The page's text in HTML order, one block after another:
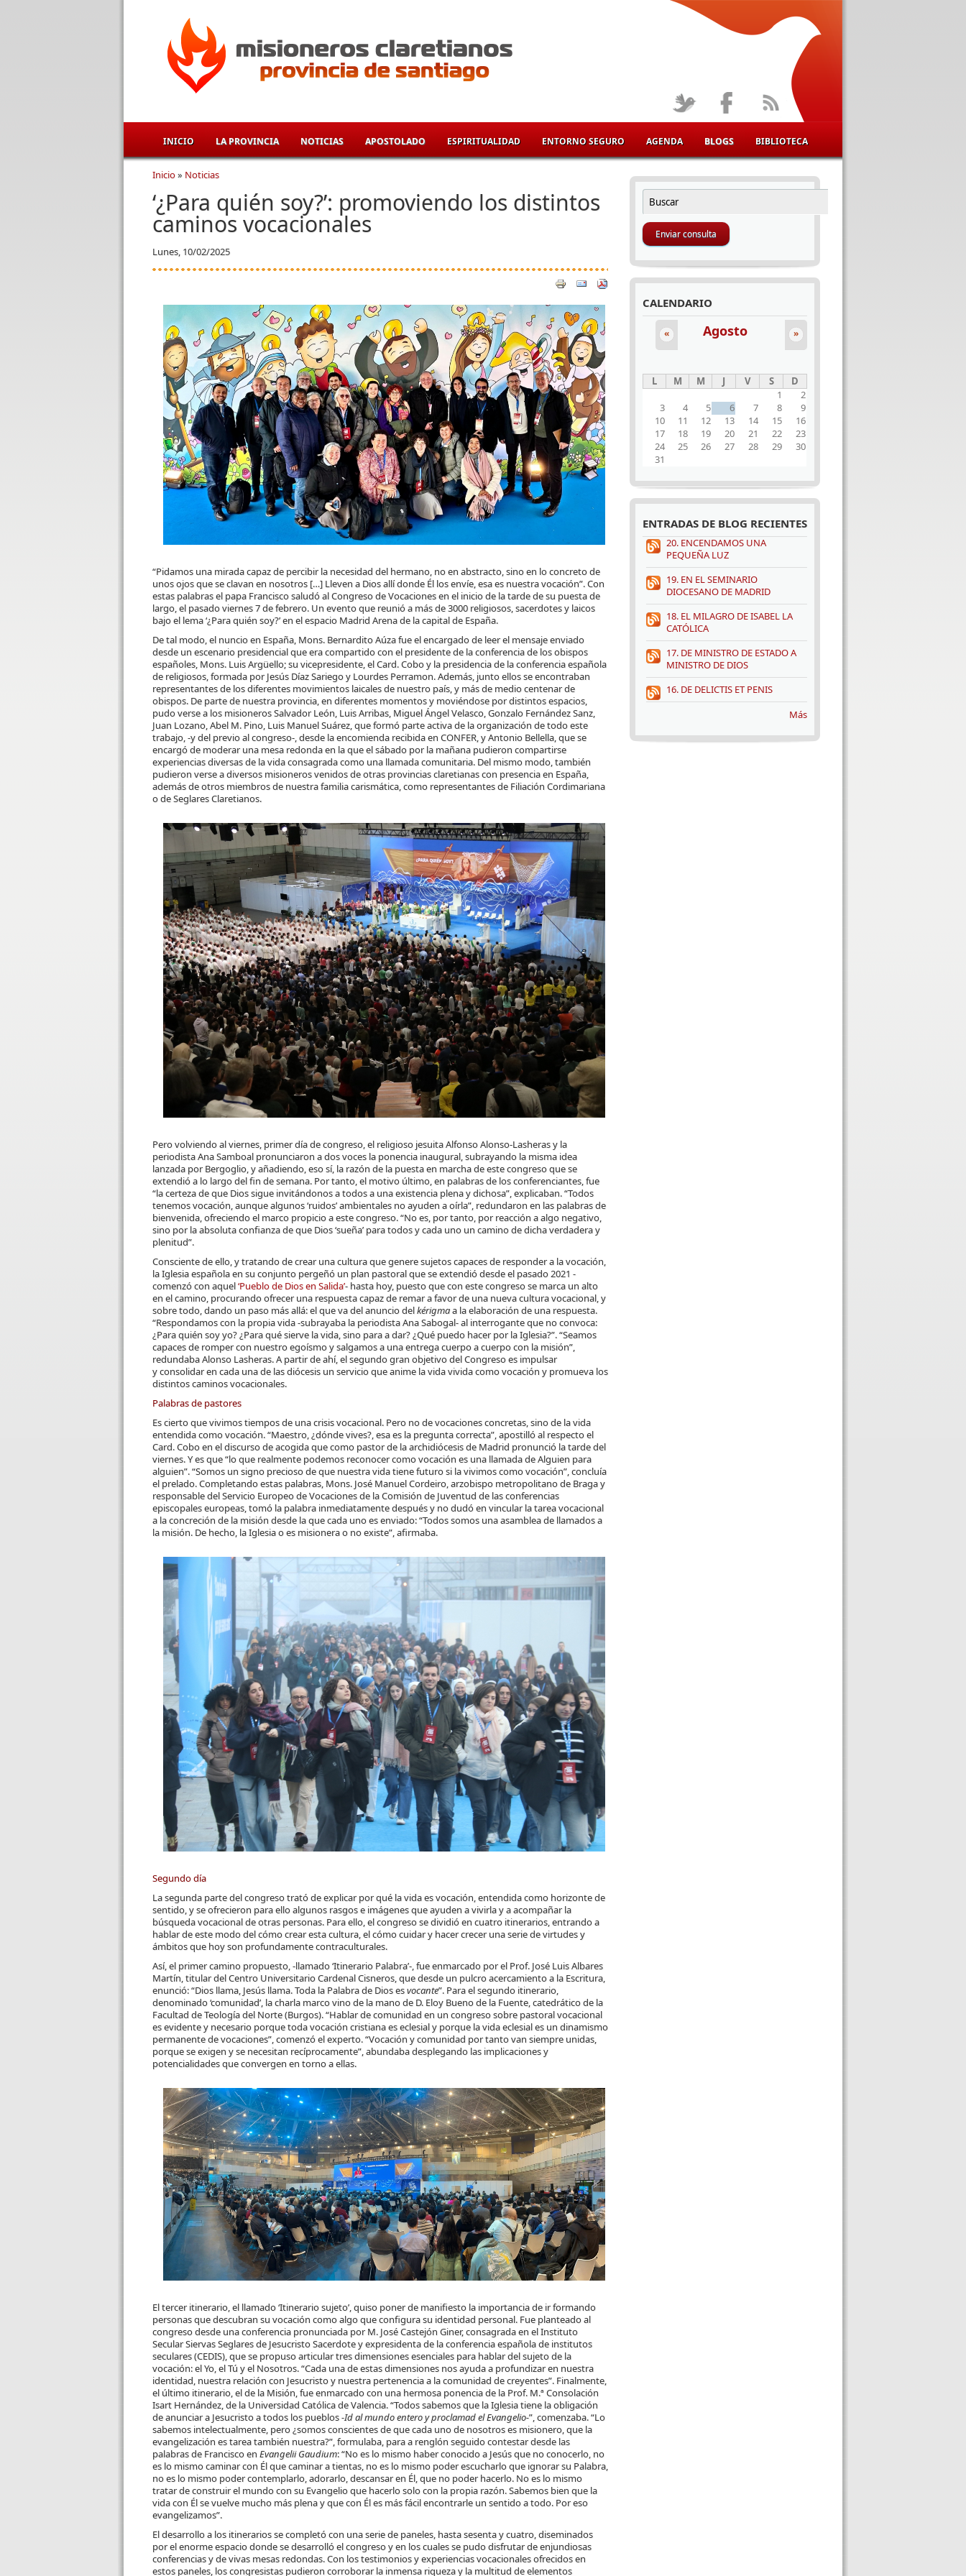
INICIO LA PROVINCIA NOTICIAS APOSTOLADO ESPIRITUALIDAD ENTORNO SEGURO AGENDA BLOGS BIBLIOTECA
Se encuentra usted aquí
Inicio» Noticias
‘¿Para quién soy?’: promoviendo los distintos
caminos vocacionales
Lunes, 10/02/2025
“Pidamos una mirada capaz de percibir la necesidad del hermano, no en abstracto, sino en lo concreto de
unos ojos que se clavan en nosotros […] Lleven a Dios allí donde Él los envíe, esa es nuestra vocación”. Con
estas palabras el papa Francisco saludó al Congreso de Vocaciones en el inicio de la tarde de su puesta de
largo, el pasado viernes 7 de febrero. Un evento que reunió a más de 3000 religiosos, sacerdotes y laicos
bajo el lema ‘¿Para quién soy?’ en el espacio Madrid Arena de la capital de España.
De tal modo, el nuncio en España, Mons. Bernardito Aúza fue el encargado de leer el mensaje enviado
desde un escenario presidencial que era compartido con el presidente de la conferencia de los obispos
españoles, Mons. Luis Argüello; su vicepresidente, el Card. Cobo y la presidencia de la conferencia española
de religiosos, formada por Jesús Díaz Sariego y Lourdes Perramon. Además, junto ellos se encontraban
representantes de los diferentes movimientos laicales de nuestro país, y más de medio centenar de
obispos. De parte de nuestra provincia, en diferentes momentos y moviéndose por distintos espacios,
pudo verse a los misioneros Salvador León, Luis Arribas, Miguel Ángel Velasco, Gonzalo Fernández Sanz,
Juan Lozano, Abel M. Pino, Luis Manuel Suárez, que formó parte activa de la organización de todo este
trabajo, -y del previo al congreso-, desde la encomienda recibida en CONFER, y Antonio Bellella, que se
encargó de moderar una mesa redonda en la que el sábado por la mañana pudieron compartirse
experiencias diversas de la vida consagrada como una llamada comunitaria. Del mismo modo, también
pudieron verse a diversos misioneros venidos de otras provincias claretianas con presencia en España,
además de otros miembros de nuestra familia carismática, como representantes de Filiación Cordimariana
o de Seglares Claretianos.
Pero volviendo al viernes, primer día de congreso, el religioso jesuita Alfonso Alonso-Lasheras y la
periodista Ana Samboal pronunciaron a dos voces la ponencia inaugural, subrayando la misma idea
lanzada por Bergoglio, y añadiendo, eso sí, la razón de la puesta en marcha de este congreso que se
extendió a lo largo del fin de semana. Por tanto, el motivo último, en palabras de los conferenciantes, fue
“la certeza de que Dios sigue invitándonos a todos a una existencia plena y dichosa”, explicaban. “Todos
tenemos vocación, aunque algunos ‘ruidos’ ambientales no ayuden a oírla”, redundaron en las palabras de
bienvenida, ofreciendo el marco propicio a este congreso. “No es, por tanto, por reacción a algo negativo,
sino por la absoluta confianza de que Dios ‘sueña’ para todos y cada uno un camino de dicha verdadera y
plenitud”.
Consciente de ello, y tratando de crear una cultura que genere sujetos capaces de responder a la vocación,
la Iglesia española en su conjunto pergeñó un plan pastoral que se extendió desde el pasado 2021 -
comenzó con aquel‘Pueblo de Dios en Salida’- hasta hoy, puesto que con este congreso se marca un alto
en el camino, procurando ofrecer una respuesta capaz de remar a favor de una nueva cultura vocacional, y
sobre todo, dando un paso más allá: el que va del anuncio delkérigmaa la elaboración de una respuesta.
“Respondamos con la propia vida -subrayaba la periodista Ana Sabogal- al interrogante que no convoca:
¿Para quién soy yo? ¿Para qué sierve la vida, sino para a dar? ¿Qué puedo hacer por la Iglesia?”. “Seamos
capaces de romper con nuestro egoísmo y salgamos a una entrega cuerpo a cuerpo con la misión”,
redundaba Alonso Lasheras. A partir de ahí, el segundo gran objetivo del Congreso es impulsar
y consolidar en cada una de las diócesis un servicio que anime la vida vivida como vocación y promueva los
distintos caminos vocacionales.
Palabras de pastores
Es cierto que vivimos tiempos de una crisis vocacional. Pero no de vocaciones concretas, sino de la vida
entendida como vocación. “Maestro, ¿dónde vives?, esa es la pregunta correcta”, apostilló al respecto el
Card. Cobo en el discurso de acogida que como pastor de la archidiócesis de Madrid pronunció la tarde del
viernes. Y es que “lo que realmente podemos reconocer como vocación es una llamada de Alguien para
alguien”. “Somos un signo precioso de que nuestra vida tiene futuro si la vivimos como vocación”, concluía
el prelado. Completando estas palabras, Mons. José Manuel Cordeiro, arzobispo metropolitano de Braga y
responsable del Servicio Europeo de Vocaciones de la Comisión de Juventud de las conferencias
episcopales europeas, tomó la palabra inmediatamente después y no dudó en vincular la tarea vocacional
a la concreción de la misión desde la que cada uno es enviado: “Todos somos una asamblea de llamados a
la misión. De hecho, la Iglesia o es misionera o no existe”, afirmaba.
Segundo día
La segunda parte del congreso trató de explicar por qué la vida es vocación, entendida como horizonte de
sentido, y se ofrecieron para ello algunos rasgos e imágenes que ayuden a vivirla y a acompañar la
búsqueda vocacional de otras personas. Para ello, el congreso se dividió en cuatro itinerarios, entrando a
hablar de este modo del cómo crear esta cultura, el cómo cuidar y hacer crecer una serie de virtudes y
ámbitos que hoy son profundamente contraculturales.
Así, el primer camino propuesto, -llamado ‘Itinerario Palabra’-, fue enmarcado por el Prof. José Luis Albares
Martín, titular del Centro Universitario Cardenal Cisneros, que desde un pulcro acercamiento a la Escritura,
enunció: “Dios llama, Jesús llama. Toda la Palabra de Dios esvocante”. Para el segundo itinerario,
denominado ‘comunidad’, la charla marco vino de la mano de D. Eloy Bueno de la Fuente, catedrático de la
Facultad de Teología del Norte (Burgos). “Hablar de comunidad en un congreso sobre pastoral vocacional
es evidente y necesario porque toda vocación cristiana es eclesial y porque la vida eclesial es un dinamismo
permanente de vocaciones”, comenzó el experto. “Vocación y comunidad por tanto van siempre unidas,
porque se exigen y se necesitan recíprocamente”, abundaba desplegando las implicaciones y
potencialidades que convergen en torno a ellas.
El tercer itinerario, el llamado ‘Itinerario sujeto’, quiso poner de manifiesto la importancia de ir formando
personas que descubran su vocación como algo que configura su identidad personal. Fue planteado al
congreso desde una conferencia pronunciada por M. José Castejón Giner, consagrada en el Instituto
Secular Siervas Seglares de Jesucristo Sacerdote y expresidenta de la conferencia española de institutos
seculares (CEDIS), que se propuso articular tres dimensiones esenciales para hablar del sujeto de la
vocación: el Yo, el Tú y el Nosotros. “Cada una de estas dimensiones nos ayuda a profundizar en nuestra
identidad, nuestra relación con Jesucristo y nuestra pertenencia a la comunidad de creyentes”. Finalmente,
el último itinerario, el de la Misión, fue enmarcado con una hermosa ponencia de la Prof. M.ª Consolación
Isart Hernández, de la Universidad Católica de Valencia. “Todos sabemos que la Iglesia tiene la obligación
de anunciar a Jesucristo a todos los pueblos-Id al mundo entero y proclamad el Evangelio-”, comenzaba. “Lo
sabemos intelectualmente, pero ¿somos conscientes de que cada uno de nosotros es misionero, que la
evangelización es tarea también nuestra?”, formulaba, para a renglón seguido contestar desde las
palabras de Francisco en Evangelii Gaudium: “No es lo mismo haber conocido a Jesús que no conocerlo, no
es lo mismo caminar con Él que caminar a tientas, no es lo mismo poder escucharlo que ignorar su Palabra,
no es lo mismo poder contemplarlo, adorarlo, descansar en Él, que no poder hacerlo. No es lo mismo
tratar de construir el mundo con su Evangelio que hacerlo solo con la propia razón. Sabemos bien que la
vida con Él se vuelve mucho más plena y que con Él es más fácil encontrarle un sentido a todo. Por eso
evangelizamos”.
El desarrollo a los itinerarios se completó con una serie de paneles, hasta sesenta y cuatro, diseminados
por el enorme espacio donde se desarrolló el congreso y en los cuales se pudo disfrutar de enjundiosas
conferencias y de vivas mesas redondas. Con los testimonios y experiencias vocacionales ofrecidos en
estos paneles, los congresistas pudieron corroborar la inmensa riqueza y la multitud de elementos
FORMULARIO DE BÚSQUEDA
Buscar
CALENDARIO
Agosto
« »
L M M J V S
D
1
2
3
4 5 6 7 8
9
10
11 12 13 14 15
16
17
18 19 20 21 22
23
24
25 26 27 28 29
30
31
ENTRADAS DE BLOG RECIENTES
20. ENCENDAMOS UNA
PEQUEÑA LUZ
19. EN EL SEMINARIO
DIOCESANO DE MADRID
18. EL MILAGRO DE ISABEL LA
CATÓLICA
17. DE MINISTRO DE ESTADO A
MINISTRO DE DIOS
16. DE DELICTIS ET PENIS
Más